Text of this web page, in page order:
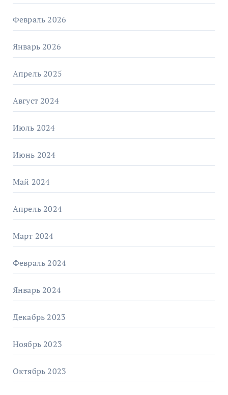
Февраль 2026
Январь 2026
Апрель 2025
Август 2024
Июль 2024
Июнь 2024
Май 2024
Апрель 2024
Март 2024
Февраль 2024
Январь 2024
Декабрь 2023
Ноябрь 2023
Октябрь 2023